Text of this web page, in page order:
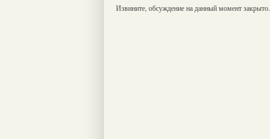
Извините, обсуждение на данный момент закрыто.